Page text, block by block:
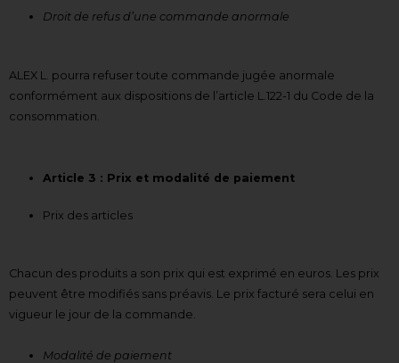
Droit de refus d’une commande anormale
ALEX L. pourra refuser toute commande jugée anormale
conformément aux dispositions de l’article L.122-1 du Code de la
consommation.
Article 3 : Prix et modalité de paiement
Prix des articles
Chacun des produits a son prix qui est exprimé en euros. Les prix
peuvent être modifiés sans préavis. Le prix facturé sera celui en
vigueur le jour de la commande.
Modalité de paiement